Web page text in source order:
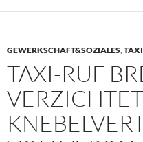
GEWERKSCHAFT&SOZIALES,
TAXI-RUF